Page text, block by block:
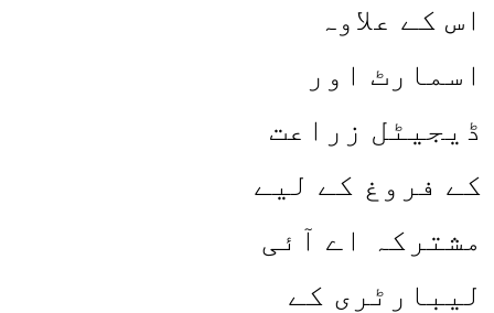
اس کے علاوہ
اسمارٹ اور
ڈیجیٹل زراعت
کے فروغ کے لیے
مشترکہ اے آئی
لیبارٹری کے